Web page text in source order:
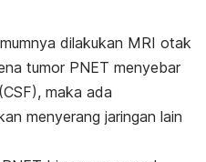
dilakukan MRI otak
tumor PNET menyebar
maka ada
menyerang jaringan lain